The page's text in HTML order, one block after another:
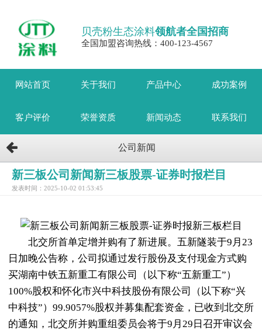
贝壳粉生态涂料领航者全国招商
全国加盟咨询热线：400-123-4567
网站首页 关于我们 产品中心 成功案例
客户评价 荣誉资质 新闻动态 联系我们
公司新闻
新三板公司新闻新三板股票-证券时报栏目
发表时间：2025-10-02 01:53:45
北交所首单定增并购有了新进展。五新隧装于9月23
日加晚公告称，公司拟通过发行股份及支付现金方式购
买湖南中铁五新重工有限公司（以下称“五新重工”）
100%股权和怀化市兴中科技股份有限公司（以下称“兴
中科技”）99.9057%股权并募集配套资金，已收到北交所
的通知，北交所并购重组委员会将于9月29日召开审议会